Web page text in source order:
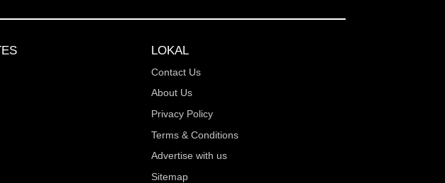
LOKAL
Contact Us
About Us
Privacy Policy
Terms & Conditions
Advertise with us
Sitemap